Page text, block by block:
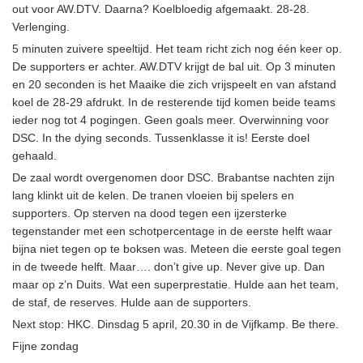
out voor AW.DTV. Daarna? Koelbloedig afgemaakt. 28-28.
Verlenging.
5 minuten zuivere speeltijd. Het team richt zich nog één keer op.
De supporters er achter. AW.DTV krijgt de bal uit. Op 3 minuten
en 20 seconden is het Maaike die zich vrijspeelt en van afstand
koel de 28-29 afdrukt. In de resterende tijd komen beide teams
ieder nog tot 4 pogingen. Geen goals meer. Overwinning voor
DSC. In the dying seconds. Tussenklasse it is! Eerste doel
gehaald.
De zaal wordt overgenomen door DSC. Brabantse nachten zijn
lang klinkt uit de kelen. De tranen vloeien bij spelers en
supporters. Op sterven na dood tegen een ijzersterke
tegenstander met een schotpercentage in de eerste helft waar
bijna niet tegen op te boksen was. Meteen die eerste goal tegen
in de tweede helft. Maar…. don’t give up. Never give up. Dan
maar op z’n Duits. Wat een superprestatie. Hulde aan het team,
de staf, de reserves. Hulde aan de supporters.
Next stop: HKC. Dinsdag 5 april, 20.30 in de Vijfkamp. Be there.
Fijne zondag